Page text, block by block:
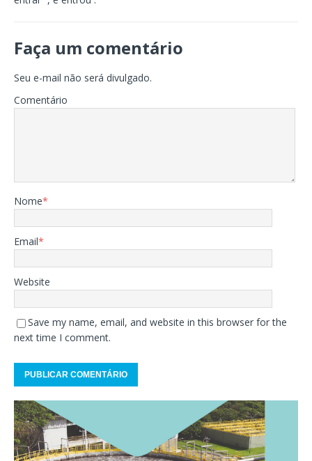
Faça um comentário
Seu e-mail não será divulgado.
Comentário
Nome*
Email*
Website
Save my name, email, and website in this browser for the
next time I comment.